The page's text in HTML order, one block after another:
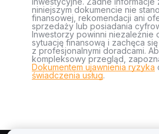
niniejszym dokumencie nie
finansowej, rekomendacji ani
sprzedaży lub posiadania
Inwestorzy powinni niezależnie
sytuację finansową i zachęca
z profesjonalnymi doradcami.
kompleksowy przegląd,
Dokumentem ujawnienia ryzyka
świadczenia usług.